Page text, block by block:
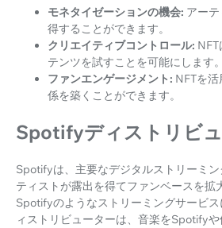
モネタイゼーションの機会: アー
得することができます。
クリエイティブコントロール:
テンツを試すことを可能にします。
ファンエンゲージメント: NFTを
係を築くことができます。
Spotifyディストリビ
Spotifyは、主要なデジタルストリーミ
ティストが露出を得てファンベースを
Spotifyのようなストリーミングサービ
ィストリビューターは、音楽をSpotify